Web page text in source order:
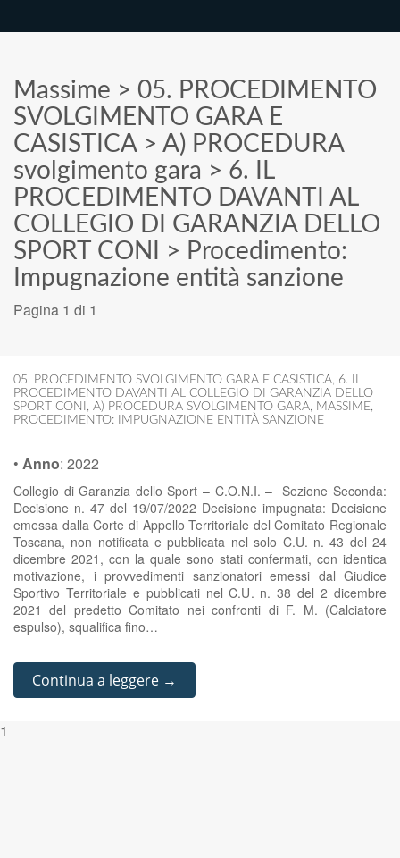
Massime > 05. PROCEDIMENTO
SVOLGIMENTO GARA E
CASISTICA> A) PROCEDURA
svolgimento gara > 6. IL
PROCEDIMENTO DAVANTI AL
COLLEGIO DI GARANZIA DELLO
SPORT CONI
> Procedimento:
Impugnazione entità sanzione
Pagina 1 di 1
05. PROCEDIMENTO SVOLGIMENTO GARA E CASISTICA, 6. IL
PROCEDIMENTO DAVANTI AL COLLEGIO DI GARANZIA DELLO
SPORT CONI , A) PROCEDURA SVOLGIMENTO GARA, MASSIME,
PROCEDIMENTO: IMPUGNAZIONE ENTITÀ SANZIONE
• Anno: 2022
Collegio di Garanzia dello Sport – C.O.N.I. – Sezione Seconda:
Decisione n. 47 del 19/07/2022 Decisione impugnata: Decisione
emessa dalla Corte di Appello Territoriale del Comitato Regionale
Toscana, non notificata e pubblicata nel solo C.U. n. 43 del 24
dicembre 2021, con la quale sono stati confermati, con identica
motivazione, i provvedimenti sanzionatori emessi dal Giudice
Sportivo Territoriale e pubblicati nel C.U. n. 38 del 2 dicembre
2021 del predetto Comitato nei confronti di F. M. (Calciatore
espulso), squalifica fino…
Continua a leggere →
1